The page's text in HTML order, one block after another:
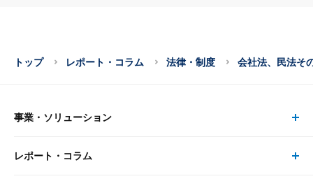
トップ レポート・コラム 法律・制度 会社法、民法そ
事業・ソリューション
事業・ソリューション トップ
レポート・コラム